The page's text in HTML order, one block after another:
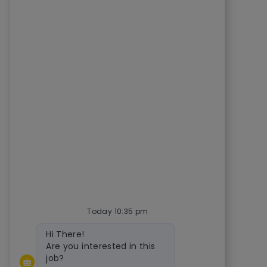
Today 10:35 pm
Bot message
Hi There!
Are you interested in this
job?